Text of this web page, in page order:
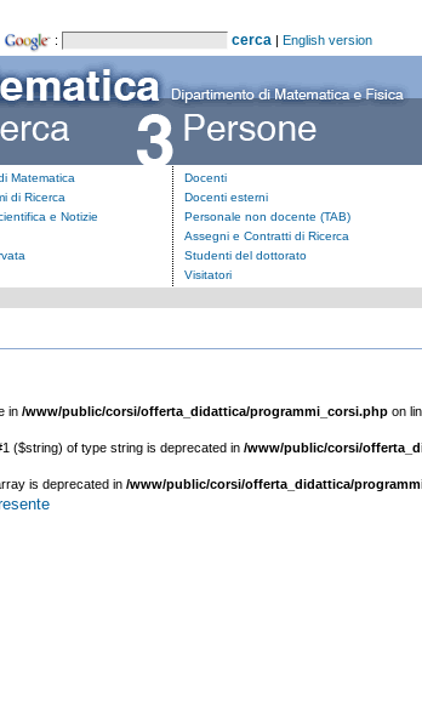
: | English version
Matematica
di Ricerca
e Notizie
Docenti
Docenti esterni
Personale non docente (TAB)
Assegni e Contratti di Ricerca
Studenti del dottorato
Visitatori
in /www/public/corsi/offerta_didattica/programmi_corsi.php on
($string) of type string is deprecated in /www/public/corsi/
is deprecated in /www/public/corsi/offerta_didattica/